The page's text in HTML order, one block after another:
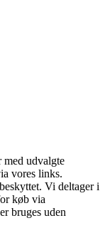
med udvalgte
vores links.
Vi deltager i
køb via
bruges uden